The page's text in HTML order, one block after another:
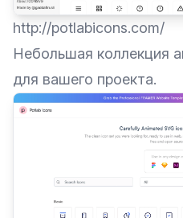
http://potlabicons.com/
Небольшая коллекция
для вашего проекта.